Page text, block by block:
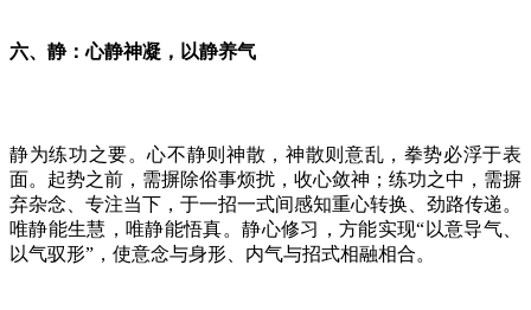
六、静：心静神凝，以静养气
静为练功之要。心不静则神散，神散则意乱，拳势必浮于表
面。起势之前，需摒除俗事烦扰，收心敛神；练功之中，需摒
弃杂念、专注当下，于一招一式间感知重心转换、劲路传递。
唯静能生慧，唯静能悟真。静心修习，方能实现“以意导气、
以气驭形”，使意念与身形、内气与招式相融相合。